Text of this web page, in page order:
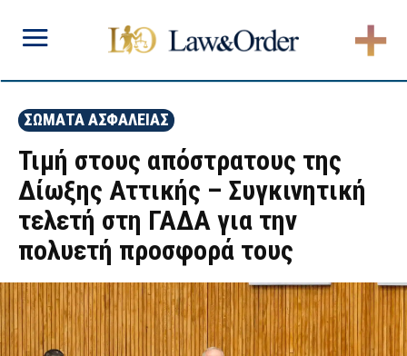
ΣΩΜΑΤΑ ΑΣΦΑΛΕΙΑΣ
Τιμή στους απόστρατους της
Δίωξης Αττικής – Συγκινητική
τελετή στη ΓΑΔΑ για την
πολυετή προσφορά τους